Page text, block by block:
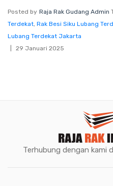
Posted by Raja Rak Gudang Admin
Terdekat, Rak Besi Siku Lubang
Lubang Terdekat Jakarta
29 Januari 2025
Terhubung dengan kami